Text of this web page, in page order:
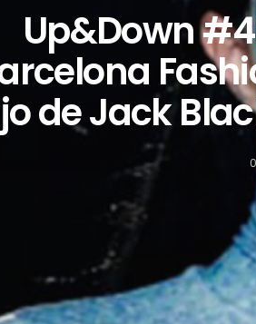
Up&Down
de Jack